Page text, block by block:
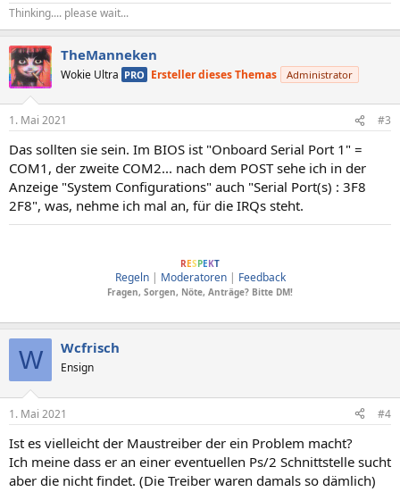
Thinking.... please wait...
TheManneken
Wokie Ultra PRO Ersteller dieses Themas Administrator
1. Mai 2021 #3
Das sollten sie sein. Im BIOS ist "Onboard Serial Port 1" =
COM1, der zweite COM2... nach dem POST sehe ich in der
Anzeige "System Configurations" auch "Serial Port(s) : 3F8
2F8", was, nehme ich mal an, für die IRQs steht.
RESPEKT
Regeln| Moderatoren| Feedback
Fragen, Sorgen, Nöte, Anträge? Bitte DM!
W Wcfrisch
Ensign
1. Mai 2021 #4
Ist es vielleicht der Maustreiber der ein Problem macht?
Ich meine dass er an einer eventuellen Ps/2 Schnittstelle sucht
aber die nicht findet. (Die Treiber waren damals so dämlich)